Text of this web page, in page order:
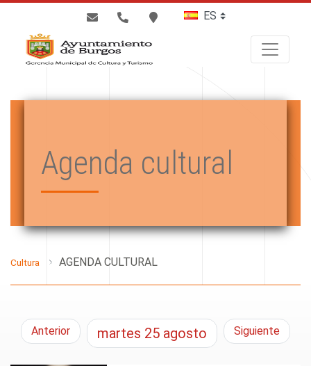
Agenda cultural
Cultura AGENDA CULTURAL
Anterior martes 25 agosto Siguiente